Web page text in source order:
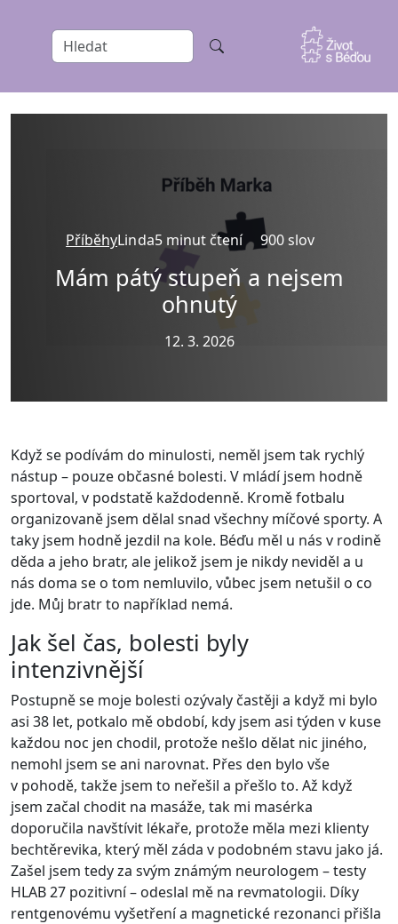
PříběhyLinda5 minut čtení 900 slov
Mám pátý stupeň a nejsem
ohnutý
12. 3. 2026
Když se podívám do minulosti, neměl jsem tak rychlý
nástup – pouze občasné bolesti. V mládí jsem hodně
sportoval, v podstatě každodenně. Kromě fotbalu
organizovaně jsem dělal snad všechny míčové sporty. A
taky jsem hodně jezdil na kole. Béďu měl u nás v rodině
děda a jeho bratr, ale jelikož jsem je nikdy neviděl a u
nás doma se o tom nemluvilo, vůbec jsem netušil o co
jde. Můj bratr to například nemá.
Jak šel čas, bolesti byly
intenzivnější
Postupně se moje bolesti ozývaly častěji a když mi bylo
asi 38 let, potkalo mě období, kdy jsem asi týden v kuse
každou noc jen chodil, protože nešlo dělat nic jiného,
nemohl jsem se ani narovnat. Přes den bylo vše
v pohodě, takže jsem to neřešil a přešlo to. Až když
jsem začal chodit na masáže, tak mi masérka
doporučila navštívit lékaře, protože měla mezi klienty
bechtěrevika, který měl záda v podobném stavu jako já.
Zašel jsem tedy za svým známým neurologem – testy
HLAB 27 pozitivní – odeslal mě na revmatologii. Díky
rentgenovému vyšetření a magnetické rezonanci přišla